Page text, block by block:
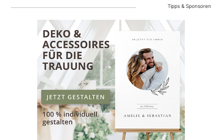
Tipps & Sponsoren